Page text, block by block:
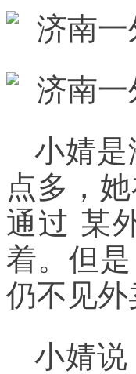
小婧是
点多，
通过 某
着。但
仍不见外
小婧